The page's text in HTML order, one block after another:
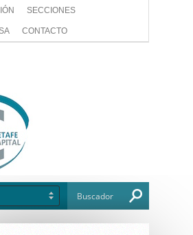
SECCIONES
CONTACTO